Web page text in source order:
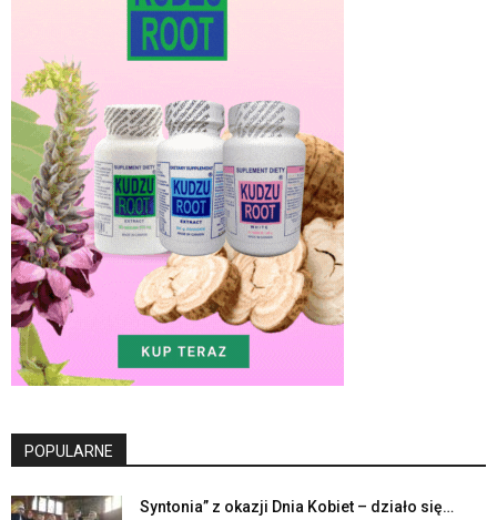
POPULARNE
Syntonia” z okazji Dnia Kobiet – działo się…